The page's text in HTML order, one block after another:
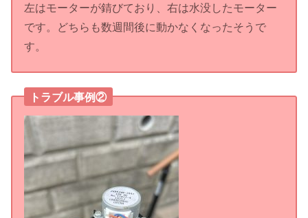
左はモーターが錆びており、右は水没したモーター
です。どちらも数週間後に動かなくなったそうで
す。
トラブル事例②